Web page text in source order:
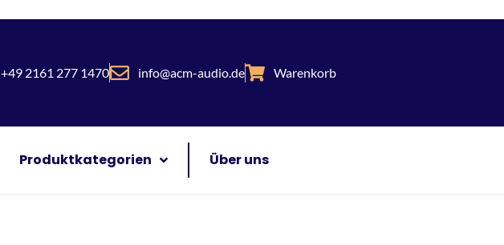
+49 2161 277 1470 info@acm-audio.de Warenkorb
Produktkategorien Über uns